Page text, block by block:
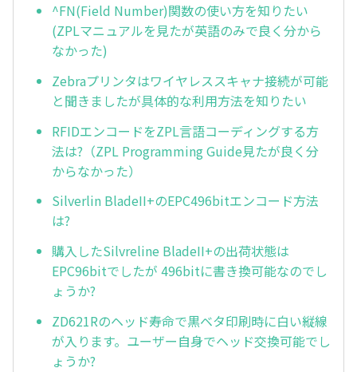
^FN(Field Number)関数の使い方を知りたい
(ZPLマニュアルを見たが英語のみで良く分から
なかった)
Zebraプリンタはワイヤレススキャナ接続が可能
と聞きましたが具体的な利用方法を知りたい
RFIDエンコードをZPL言語コーディングする方
法は?（ZPL Programming Guide見たが良く分
からなかった）
Silverlin BladeII+のEPC496bitエンコード方法
は?
購入したSilvreline BladeII+の出荷状態は
EPC96bitでしたが 496bitに書き換可能なのでし
ょうか?
ZD621Rのヘッド寿命で黒ベタ印刷時に白い縦線
が入ります。ユーザー自身でヘッド交換可能でし
ょうか?